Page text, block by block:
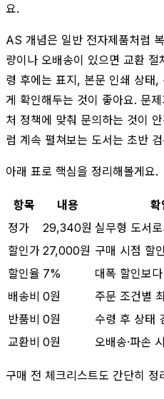
요.
AS 개념은 일반 전자제품처럼
량이나 오배송이 있으면 교환
령 후에는 표지, 본문 인쇄 상태
게 확인해두는 것이 좋아요. 문
처 정책에 맞춰 문의하는 것이
럼 계속 펼쳐보는 도서는 초반
아래 표로 핵심을 정리해볼게요.
항목 내용
확
정가
29,340원 실무형 도서
할인가 27,000원 구매 시점 할
할인율 7%
대폭 할인보
배송비 0원
주문 조건별
반품비 0원
수령 후 상태
교환비 0원 오배송·파손
구매 전 체크리스트도 간단히 정